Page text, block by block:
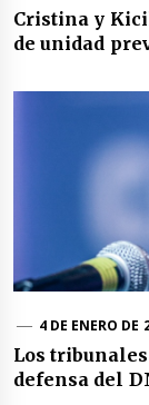
Cristina y
de unidad
4 DE ENERO DE
Los
defensa del